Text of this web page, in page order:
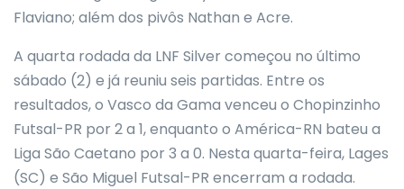
Flaviano; além dos pivôs Nathan e Acre.
A quarta rodada da LNF Silver começou no último
sábado (2) e já reuniu seis partidas. Entre os
resultados, o Vasco da Gama venceu o Chopinzinho
Futsal-PR por 2 a 1, enquanto o América-RN bateu a
Liga São Caetano por 3 a 0. Nesta quarta-feira, Lages
(SC) e São Miguel Futsal-PR encerram a rodada.